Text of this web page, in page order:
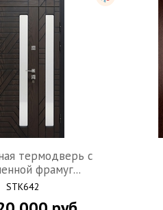
термодверь с
фрамуг...
STK642